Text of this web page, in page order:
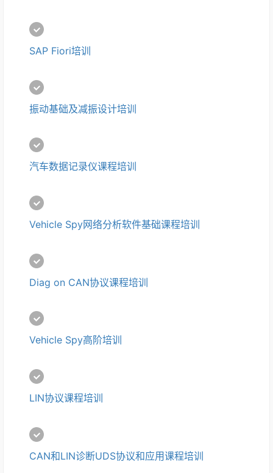
SAP Fiori培训
振动基础及减振设计培训
汽车数据记录仪课程培训
Vehicle Spy网络分析软件基础课程培训
Diag on CAN协议课程培训
Vehicle Spy高阶培训
LIN协议课程培训
CAN和LIN诊断UDS协议和应用课程培训